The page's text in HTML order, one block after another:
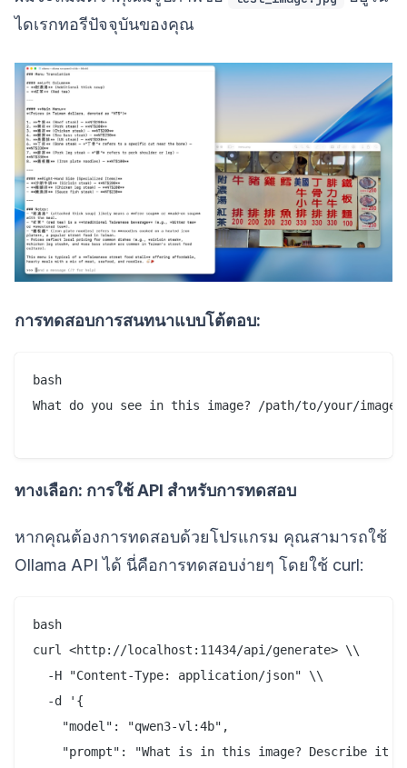
ไดเรกทอรีปัจจุบันของคุณ
การทดสอบการสนทนาแบบโต้ตอบ:
bash
What do you see in this image? /path/to/your/
ทางเลือก: การใช้ API สำหรับการทดสอบ
หากคุณต้องการทดสอบด้วยโปรแกรม คุณสามารถใช้
Ollama API ได้ นี่คือการทดสอบง่ายๆ โดยใช้ curl:
bash
curl <http://localhost:11434/api/generate> \\
  -H "Content-Type: application/json" \\
  -d '{
    "model": "qwen3-vl:4b",
"prompt": "What is in this image? Describe it